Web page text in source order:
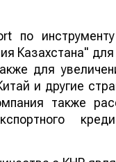
по
Казахстана"
для
и другие
также